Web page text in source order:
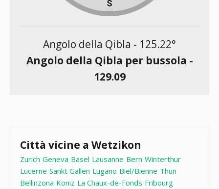
Angolo della Qibla - 125.22°
Angolo della Qibla per bussola -
129.09
Città vicine a Wetzikon
Zurich Geneva Basel Lausanne Bern Winterthur
Lucerne Sankt Gallen Lugano Biel/Bienne Thun
Bellinzona Koniz La Chaux-de-Fonds Fribourg